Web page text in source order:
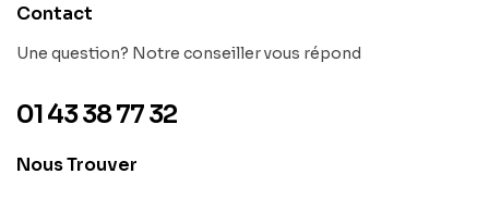
Contact
Une question? Notre conseiller vous répond
01 43 38 77 32
Nous Trouver